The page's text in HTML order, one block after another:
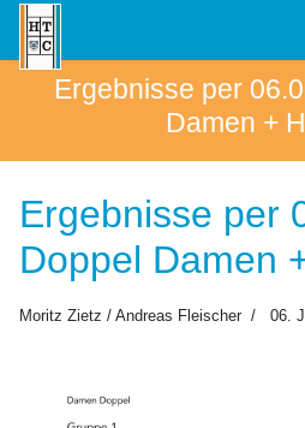
Ergebnisse per
Damen +
Ergebnisse per
Doppel Damen
Moritz Zietz / Andreas Fleischer 06.